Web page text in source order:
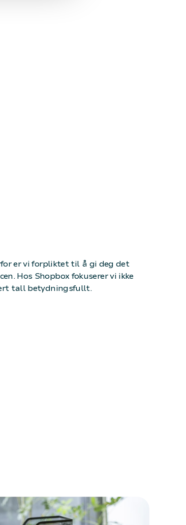
er vi forpliktet til å gi deg det
Hos Shopbox fokuserer vi ikke
tall betydningsfullt.